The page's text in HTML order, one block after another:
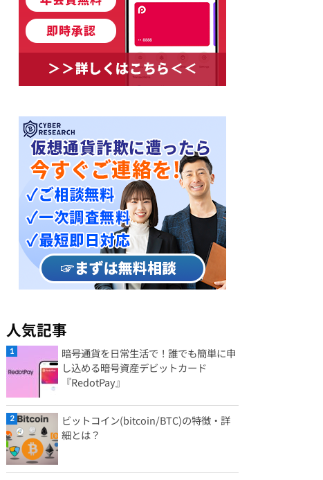
人気記事
暗号通貨を日常生活で！誰でも簡単に申
し込める暗号資産デビットカード
『RedotPay』
ビットコイン(bitcoin/BTC)の特徴・詳
細とは？